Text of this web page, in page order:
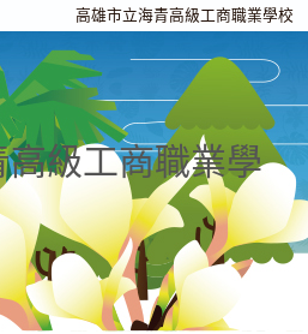
高雄市立海青高級工商職業學校
級工商職業學